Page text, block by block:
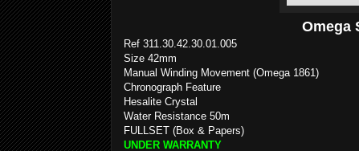
Omega
Ref 311.30.42.30.01.005
Size 42mm
Manual Winding Movement (Omega 1861)
Chronograph Feature
Hesalite Crystal
Water Resistance 50m
FULLSET (Box & Papers)
UNDER WARRANTY